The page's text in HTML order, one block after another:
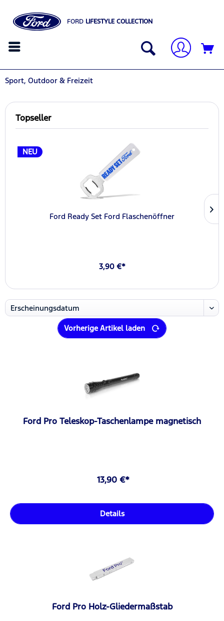
FORD LIFESTYLE COLLECTION
Sport, Outdoor & Freizeit
Topseller
NEU
Ford Ready Set Ford Flaschenöffner
3,90 €*
Vorherige Artikel laden
Ford Pro Teleskop-Taschenlampe magnetisch
13,90 €*
Details
Ford Pro Holz-Gliedermaßstab